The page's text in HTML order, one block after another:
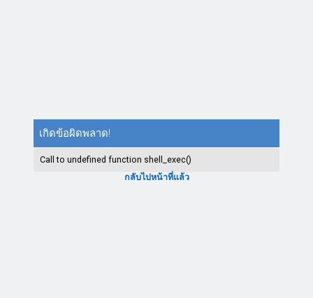
เกิดข้อผิดพลาด!
Call to undefined function shell_exec()
กลับไปหน้าที่แล้ว